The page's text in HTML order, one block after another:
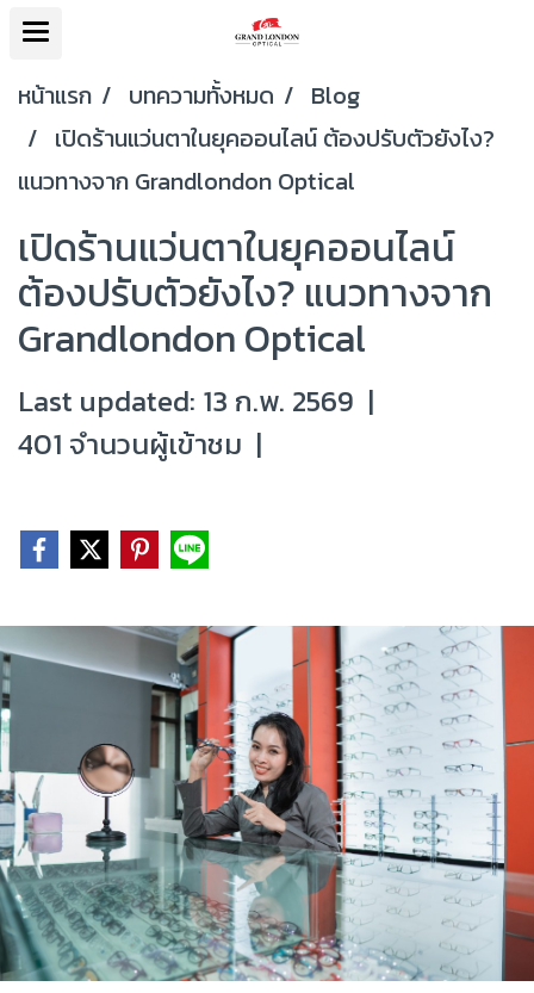
หน้าแรก บทความทั้งหมด
Blog
เปิดร้านแว่นตาในยุคออนไลน์ ต้องปรับตัวยังไง?
แนวทางจาก Grandlondon Optical
เปิดร้านแว่นตาในยุคออนไลน์
ต้องปรับตัวยังไง? แนวทางจาก
Grandlondon Optical
Last updated: 13 ก.พ. 2569 |
401 จำนวนผู้เข้าชม |